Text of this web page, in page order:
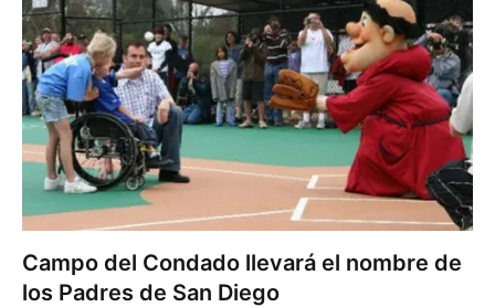
Campo del Condado llevará el nombre de
los Padres de San Diego